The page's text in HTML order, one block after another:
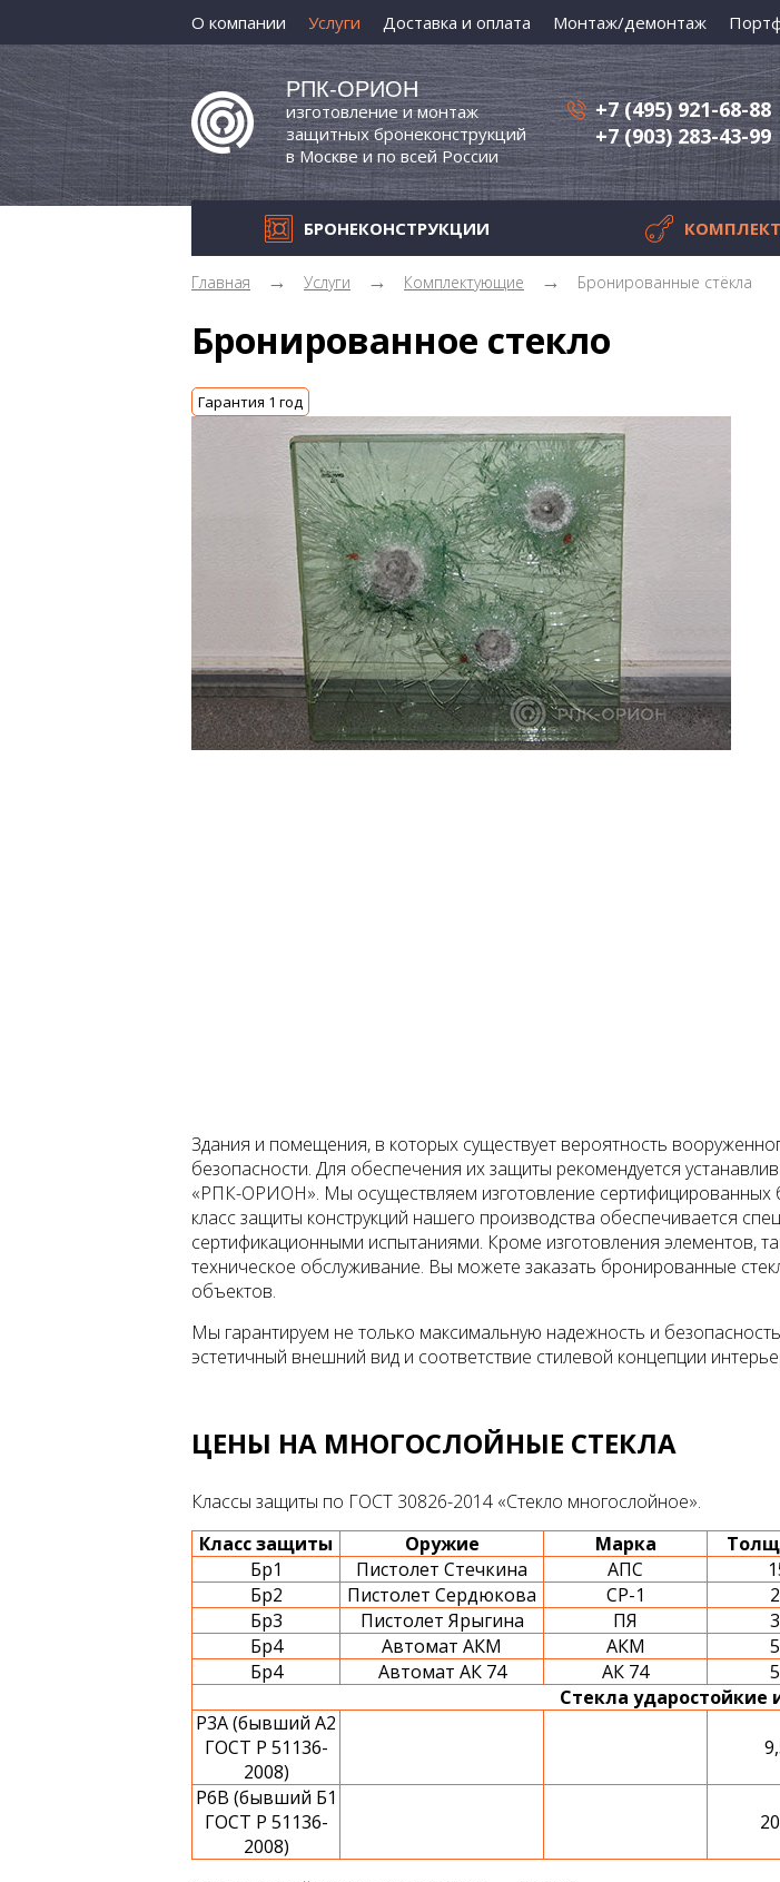
О компании
Сроки
изготовления
ГОСТы
Отзывы
Благодарственные
письма
Наши партнеры и
клиенты
Услуги Доставка и оплата Монтаж/демонтаж
РПК-ОРИОН
изготовление и монтаж
защитных бронеконструкций
в Москве и по всей России
+7 (495) 921-68-88
+7 (903) 283-43-99
БРОНЕКОНСТРУКЦИИ
Кабина защитная для
Комната хранения оружия
Защитные кассы, кассовые
Операционные кассы
Пост охраны
Комната хранения
наркосодержащих
препаратов
Хранилище ценностей
Сейфовая комната
Пункты обмена валют
Депозитарии
Бронированные
Бронепанели,
Передаточные
Лотки
Бронированные
Инкассаторские
Главная Услуги Комплектующие Бронированные стёкла
Бронированное стекло
Гарантия 1 год
Здания и помещения, в которых существует вероятность
безопасности. Для обеспечения их защиты рекомендуется
«РПК-ОРИОН». Мы осуществляем изготовление сертифицированных
класс защиты конструкций нашего производства обеспечивается
сертификационными испытаниями. Кроме изготовления элементов,
техническое обслуживание. Вы можете заказать бронированные
объектов.
Мы гарантируем не только максимальную надежность и
эстетичный внешний вид и соответствие стилевой концепции
ЦЕНЫ НА МНОГОСЛОЙНЫЕ СТЕКЛА
Классы защиты по ГОСТ 30826-2014 «Стекло многослойное».
Класс защиты
Оружие Марка
Бр1
Пистолет Стечкина АПС
Бр2
Пистолет Сердюкова СР-1
Бр3
Пистолет Ярыгина ПЯ
Бр4
Автомат АКМ АКМ
Бр4
Автомат АК 74 АК 74
Стекла ударостойкие
Р3А (бывший А2
ГОСТ Р 51136-
2008)
Р6В (бывший Б1
ГОСТ Р 51136-
2008)